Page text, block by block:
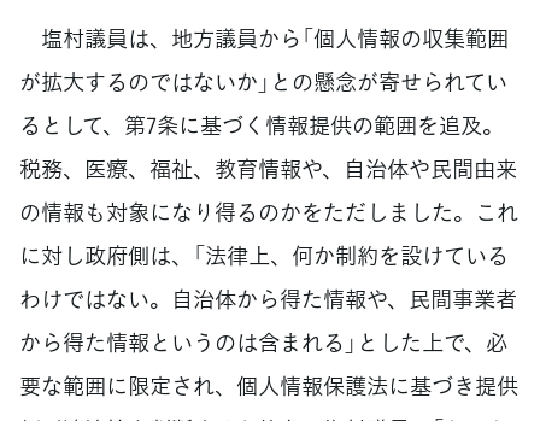
塩村議員は、地方議員から「個人情報の収集範囲
が拡大するのではないか」との懸念が寄せられてい
るとして、第7条に基づく情報提供の範囲を追及。
税務、医療、福祉、教育情報や、自治体や民間由来
の情報も対象になり得るのかをただしました。これ
に対し政府側は、「法律上、何か制約を設けている
わけではない。自治体から得た情報や、民間事業者
から得た情報というのは含まれる」とした上で、必
要な範囲に限定され、個人情報保護法に基づき提供